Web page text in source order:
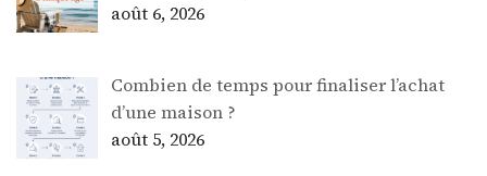
août 6, 2026
Combien de temps pour finaliser l’achat
d’une maison ?
août 5, 2026